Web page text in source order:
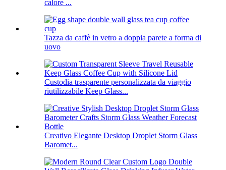
calore ...
Tazza da caffè in vetro a doppia parete a forma di
uovo
Custodia trasparente personalizzata da viaggio
riutilizzabile Keep Glass...
Creativo Elegante Desktop Droplet Storm Glass
Baromet...